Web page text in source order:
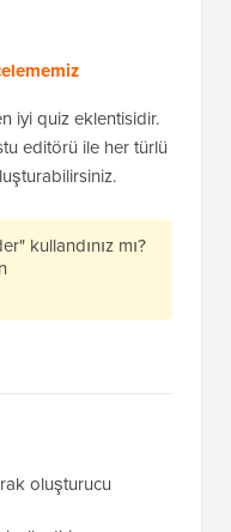
iyi quiz eklentisidir.
editörü ile her türlü
kullandınız mı?
oluşturucu